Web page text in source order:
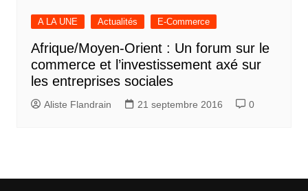
A LA UNE Actualités E-Commerce
Afrique/Moyen-Orient : Un forum sur le
commerce et l’investissement axé sur
les entreprises sociales
Aliste Flandrain 21 septembre 2016 0